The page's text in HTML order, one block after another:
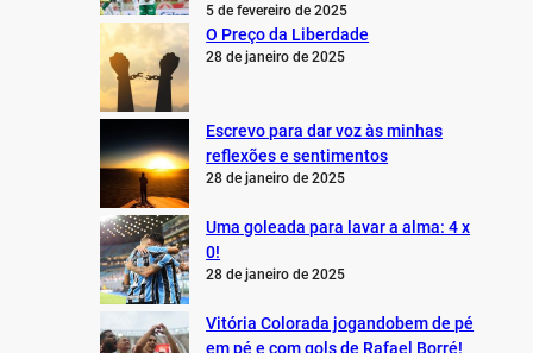
5 de fevereiro de 2025
O Preço da Liberdade
28 de janeiro de 2025
Escrevo para dar voz às minhas
reflexões e sentimentos
28 de janeiro de 2025
Uma goleada para lavar a alma: 4 x
0!
28 de janeiro de 2025
Vitória Colorada jogandobem de pé
em pé e com gols de Rafael Borré!